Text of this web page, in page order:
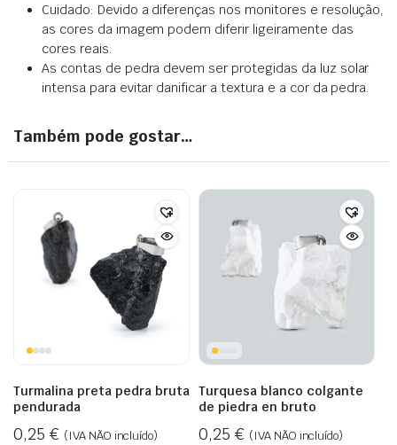
Cuidado: Devido a diferenças nos monitores e resolução,
as cores da imagem podem diferir ligeiramente das
cores reais.
As contas de pedra devem ser protegidas da luz solar
intensa para evitar danificar a textura e a cor da pedra.
Também pode gostar…
Turmalina preta pedra bruta
pendurada
0,25 € (IVA NÃO incluído)
Turquesa blanco colgante
de piedra en bruto
0,25 € (IVA NÃO incluído)